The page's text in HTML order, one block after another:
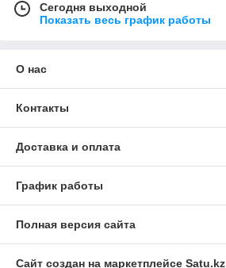
Сегодня выходной
Показать весь график работы
О нас
Контакты
Доставка и оплата
График работы
Полная версия сайта
Сайт создан на маркетплейсе Satu.kz